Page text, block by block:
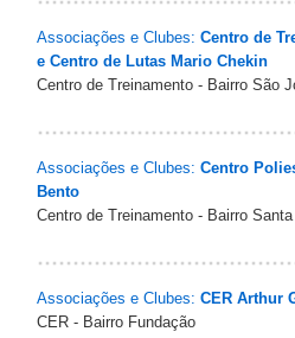
Associações e Clubes: Centro de
e Centro de Lutas Mario Chekin
Centro de Treinamento - Bairro São
Associações e Clubes: Centro
Bento
Centro de Treinamento - Bairro
Associações e Clubes: CER Arthur
CER - Bairro Fundação